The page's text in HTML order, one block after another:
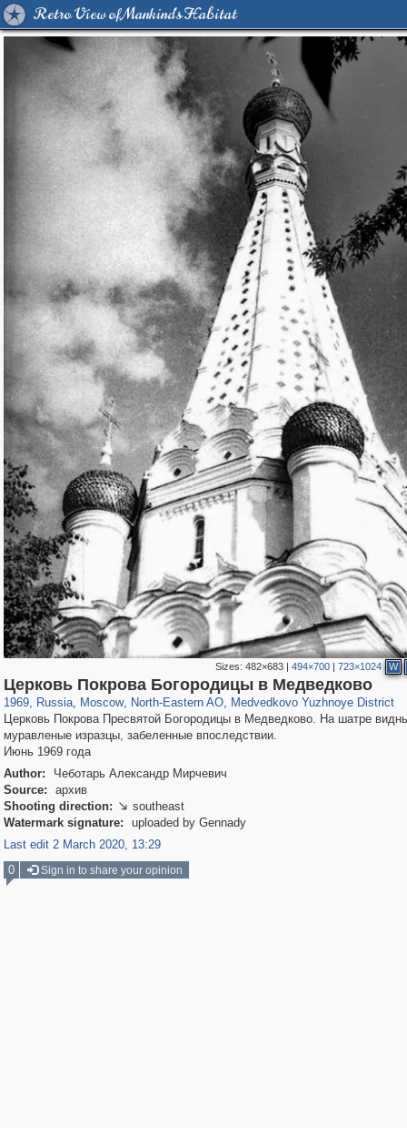
Retro View of Mankind's Habitat
Sizes: 482×683| 494×700| 723×1024 W
Церковь Покрова Богородицы в Медведково
1969, Russia
1,406,294 29,243
, Moscow
319,780 8,286
, North-Eastern AO
24,488 250
, Medvedkovo Yuzhnoye District
369 8
Церковь Покрова Пресвятой Богородицы в Медведково. На шатре
муравленые изразцы, забеленные впоследствии.
Июнь 1969 года
Author:
Чеботарь Александр Мирчевич
Source:
архив
Shooting direction:  southeast
Watermark signature:
uploaded by Gennady
Last edit 2 March 2020, 13:29
0
Sign in to share your opinion